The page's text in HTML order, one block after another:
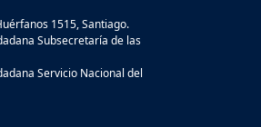
1515, Santiago.
Subsecretaría de las
Servicio Nacional del